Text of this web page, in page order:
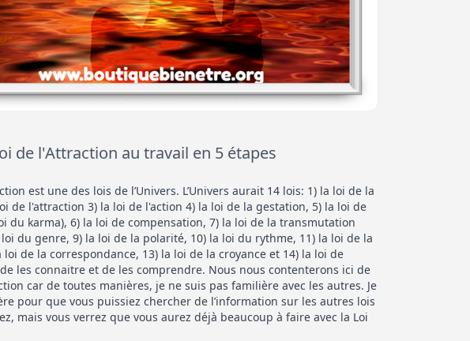
de l'Attraction au travail en 5 étapes
est une des lois de l’Univers. L’Univers aurait 14 lois: 1) la loi de la
de l'attraction 3) la loi de l'action 4) la loi de la gestation, 5) la loi de
du karma), 6) la loi de compensation, 7) la loi de la transmutation
du genre, 9) la loi de la polarité, 10) la loi du rythme, 11) la loi de la
loi de la correspondance, 13) la loi de la croyance et 14) la loi de
les connaitre et de les comprendre. Nous nous contenterons ici de
car de toutes manières, je ne suis pas familière avec les autres. Je
pour que vous puissiez chercher de l’information sur les autres lois
mais vous verrez que vous aurez déjà beaucoup à faire avec la Loi